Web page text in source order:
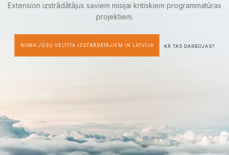
Extension izstrādātājus saviem misijai kritiskiem programmatūras
projektiem.
NOMA JŪSU VELTĪTA IZSTRĀDĀTĀJIEM IN LATVIJA KĀ TAS DARBOJAS?